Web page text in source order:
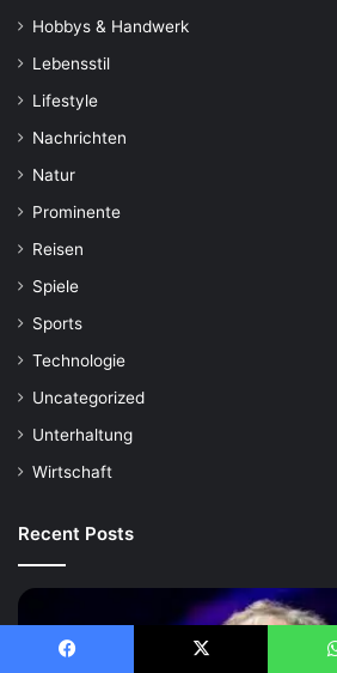
Hobbys & Handwerk
Lebensstil
Lifestyle
Nachrichten
Natur
Prominente
Reisen
Spiele
Sports
Technologie
Uncategorized
Unterhaltung
Wirtschaft
Recent Posts